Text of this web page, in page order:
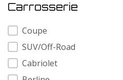
Carrosserie
Carrosserie
Coupe
SUV/Off-Road
Cabriolet